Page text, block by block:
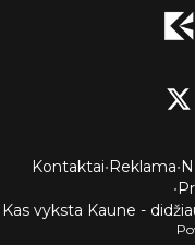
Kontaktai•Reklama•
•
Kas vyksta Kaune -